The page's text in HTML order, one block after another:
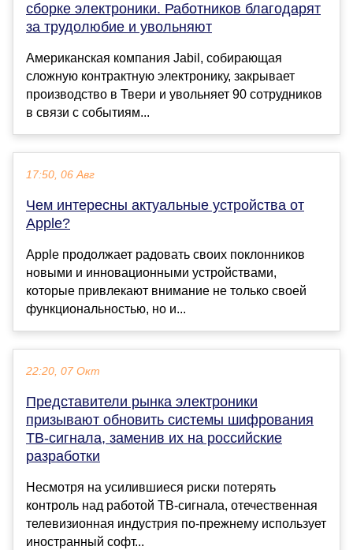
сборке электроники. Работников благодарят
за трудолюбие и увольняют
Американская компания Jabil, собирающая
сложную контрактную электронику, закрывает
производство в Твери и увольняет 90 сотрудников
в связи с событиям...
17:50, 06 Авг
Чем интересны актуальные устройства от
Apple?
Apple продолжает радовать своих поклонников
новыми и инновационными устройствами,
которые привлекают внимание не только своей
функциональностью, но и...
22:20, 07 Окт
Представители рынка электроники
призывают обновить системы шифрования
ТВ-сигнала, заменив их на российские
разработки
Несмотря на усилившиеся риски потерять
контроль над работой ТВ-сигнала, отечественная
телевизионная индустрия по-прежнему использует
иностранный софт...